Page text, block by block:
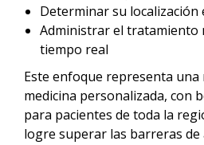
Determinar su localización
Administrar el tratamiento
tiempo real
Este enfoque representa una
medicina personalizada, con
para pacientes de toda la
logre superar las barreras de